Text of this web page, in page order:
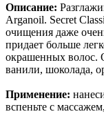
Описание:
Arganoil. Secret
очищения даже
придает больше
окрашенных волос.
ванили, шоколада,
Применение:
вспеньте с